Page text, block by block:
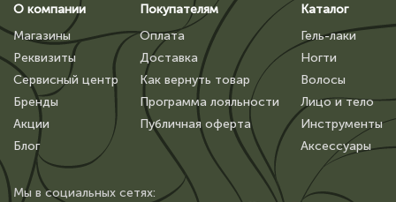
О компании
Магазины
Реквизиты
Сервисный центр
Бренды
Акции
Блог
Покупателям
Оплата
Доставка
Как вернуть товар
Программа лояльности
Публичная оферта
Каталог
Гель-лаки
Ногти
Волосы
Лицо и тело
Инструменты
Аксессуары
Мы в сoциальных сетях: